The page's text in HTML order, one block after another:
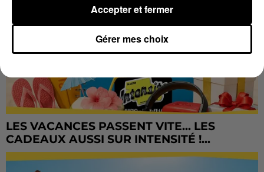
LES VACANCES PASSENT VITE... LES
CADEAUX AUSSI SUR INTENSITÉ !...
Gérer mes choix
Accepter et fermer